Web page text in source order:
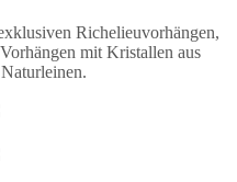
Richelieuvorhängen,
mit Kristallen aus